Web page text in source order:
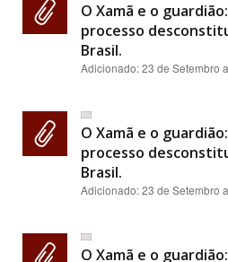
O Xamã e o
processo
Brasil.
Adicionado:23 de Setembro
O Xamã e o
processo
Brasil.
Adicionado:23 de Setembro
O Xamã e o